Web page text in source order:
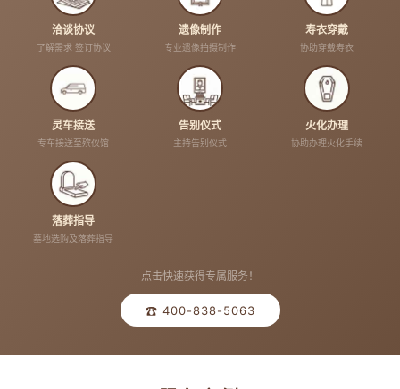
洽谈协议
了解需求 签订协议
遗像制作
专业遗像拍摄制作
寿衣穿戴
协助穿戴寿衣
灵车接送
专车接送至殡仪馆
告别仪式
主持告别仪式
火化办理
协助办理火化手续
落葬指导
墓地选购及落葬指导
点击快速获得专属服务！
☎ 400-838-5063